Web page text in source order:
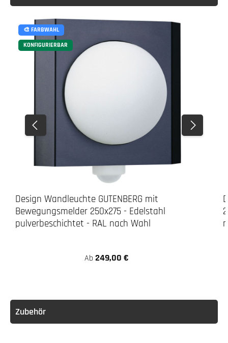
🎨 FARBWAHL
KONFIGURIERBAR
Design Wandleuchte GUTENBERG mit
Bewegungsmelder 250x275 - Edelstahl
pulverbeschichtet - RAL nach Wahl
Ab 249,00 €
Zubehör